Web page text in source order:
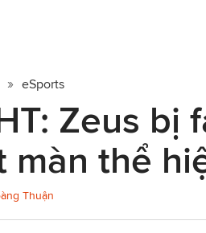
eSports
Zeus bị
màn thể
Thuận